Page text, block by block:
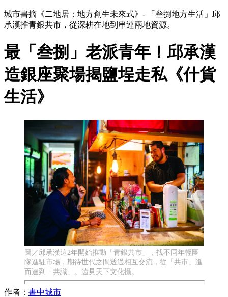
城市書摘《二地居：地方創生未來式》- 「叁捌地方生活」邱
承漢推青銀共市，從深耕在地到串連兩地資源。
最「叁捌」老派青年！邱承漢
造銀座聚場揭鹽埕走私《什貨
生活》
圖／邱承漢這2年開始推動「青銀共市」，找不同年輕團
隊進駐市場，期待世代之間透過相互交流，從「共市」進
而達到「共識」。遠見天下文化攝。
作者： 書中城市